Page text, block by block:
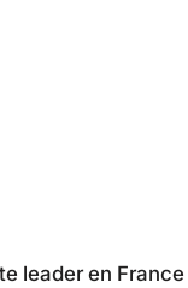
leader en France